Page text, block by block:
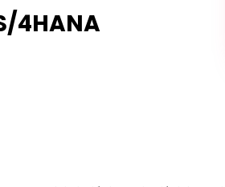
4HANA